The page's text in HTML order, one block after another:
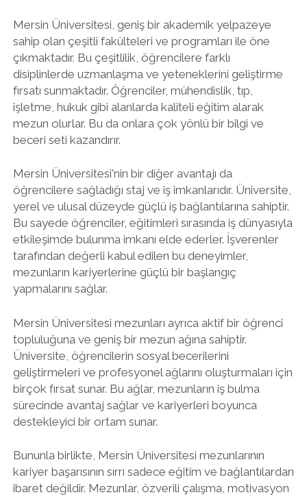
Mersin Üniversitesi, geniş bir akademik yelpazeye
sahip olan çeşitli fakülteleri ve programları ile öne
çıkmaktadır. Bu çeşitlilik, öğrencilere farklı
disiplinlerde uzmanlaşma ve yeteneklerini geliştirme
fırsatı sunmaktadır. Öğrenciler, mühendislik, tıp,
işletme, hukuk gibi alanlarda kaliteli eğitim alarak
mezun olurlar. Bu da onlara çok yönlü bir bilgi ve
beceri seti kazandırır.
Mersin Üniversitesi'nin bir diğer avantajı da
öğrencilere sağladığı staj ve iş imkanlarıdır. Üniversite,
yerel ve ulusal düzeyde güçlü iş bağlantılarına sahiptir.
Bu sayede öğrenciler, eğitimleri sırasında iş dünyasıyla
etkileşimde bulunma imkanı elde ederler. İşverenler
tarafından değerli kabul edilen bu deneyimler,
mezunların kariyerlerine güçlü bir başlangıç
yapmalarını sağlar.
Mersin Üniversitesi mezunları ayrıca aktif bir öğrenci
topluluğuna ve geniş bir mezun ağına sahiptir.
Üniversite, öğrencilerin sosyal becerilerini
geliştirmeleri ve profesyonel ağlarını oluşturmaları için
birçok fırsat sunar. Bu ağlar, mezunların iş bulma
sürecinde avantaj sağlar ve kariyerleri boyunca
destekleyici bir ortam sunar.
Bununla birlikte, Mersin Üniversitesi mezunlarının
kariyer başarısının sırrı sadece eğitim ve bağlantılardan
ibaret değildir. Mezunlar, özverili çalışma, motivasyon